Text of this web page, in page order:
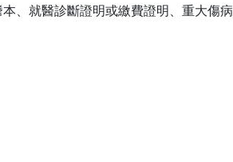
、就醫診斷證明或繳費證明、重大傷病